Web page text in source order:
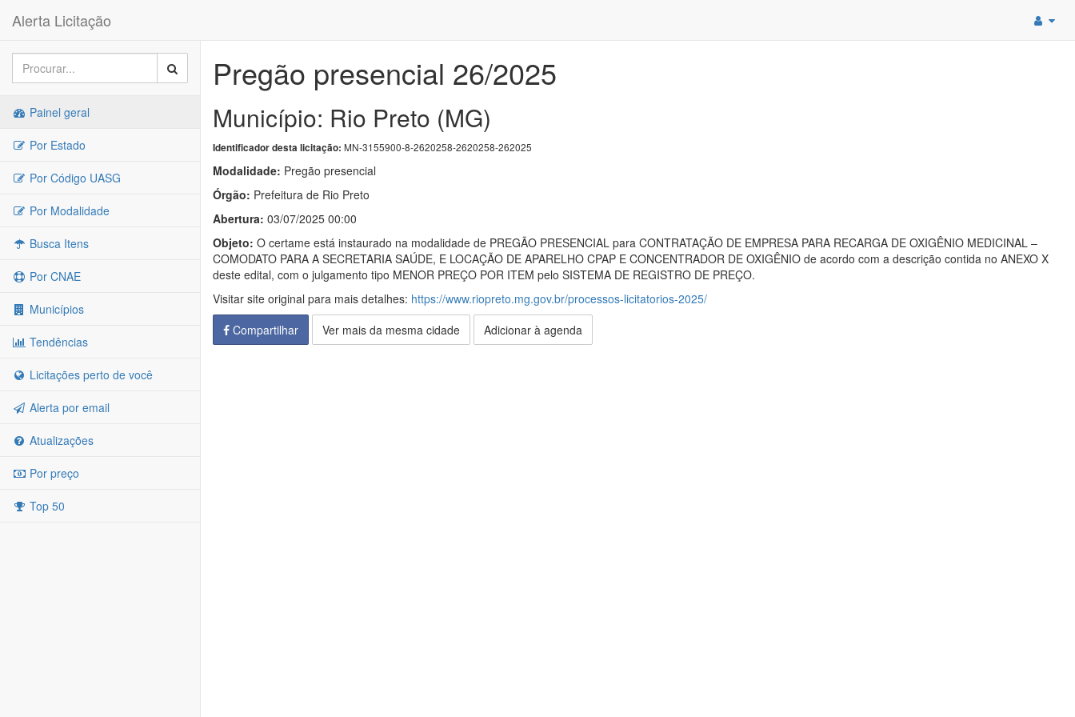
Alerta Licitação
Painel geral
Por Estado
Por Código UASG
Por Modalidade
Busca Itens
Por CNAE
Municípios
Tendências
Licitações perto de você
Alerta por email
Atualizações
Por preço
Top 50
Pregão presencial 26/2025
Município: Rio Preto (MG)
Identificador desta licitação: MN-3155900-8-2620258-2620258-262025
Modalidade: Pregão presencial
Órgão: Prefeitura de Rio Preto
Abertura: 03/07/2025 00:00
Objeto: O certame está instaurado na modalidade de PREGÃO PRESENCIAL para CONTRATAÇÃO DE EMPRESA PARA RECARGA DE OXIGÊNIO MEDICINAL –
COMODATO PARA A SECRETARIA SAÚDE, E LOCAÇÃO DE APARELHO CPAP E CONCENTRADOR DE OXIGÊNIO de acordo com a descrição contida no ANEXO X
deste edital, com o julgamento tipo MENOR PREÇO POR ITEM pelo SISTEMA DE REGISTRO DE PREÇO.
Visitar site original para mais detalhes: https://www.riopreto.mg.gov.br/processos-licitatorios-2025/
Compartilhar
Ver mais da mesma cidade Adicionar à agenda